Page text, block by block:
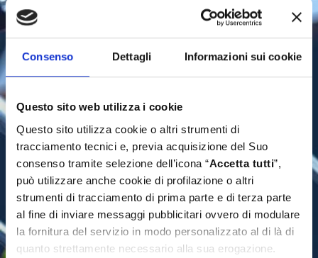
Consenso Dettagli Informazioni sui cookie
Questo sito web utilizza i cookie
Questo sito utilizza cookie o altri strumenti di
tracciamento tecnici e, previa acquisizione del Suo
consenso tramite selezione dell’icona “Accetta tutti”,
può utilizzare anche cookie di profilazione o altri
strumenti di tracciamento di prima parte e di terza parte
al fine di inviare messaggi pubblicitari ovvero di modulare
la fornitura del servizio in modo personalizzato al di là di
quanto strettamente necessario alla sua erogazione.